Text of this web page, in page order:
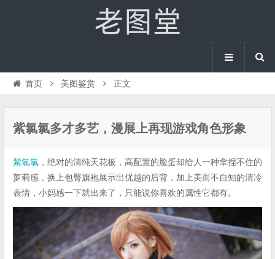
首页 美图鉴赏 正文
紫氯氯多才多艺，漫展上再现游戏角色形象
紫氯氯 ，绝对的清纯天花板，高配置的脸蛋却给人一种拿捏不住的
萝莉感，换上包臀旗袍展示出优越的后背，加上美而不自知的清冷
表情，小妈感一下就出来了，只能说你喜欢的属性它都有。